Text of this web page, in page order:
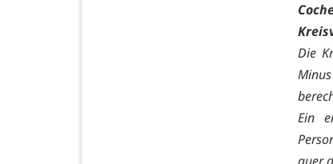
Die
Ein